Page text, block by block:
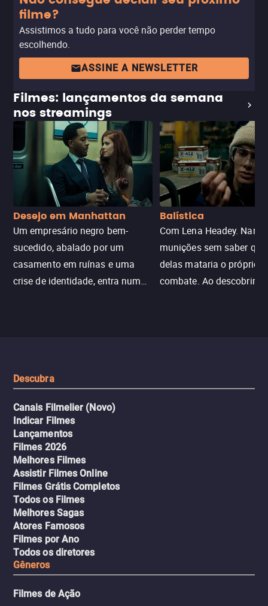
filme?
Assistimos a tudo para você não perder tempo
escolhendo.
ASSINE A NEWSLETTER
Filmes: lançamentos da semana
nos streamings
Desejo em Manhattan
Um empresário negro bem-
sucedido, abalado por um
casamento em ruínas e uma
crise de identidade, entra num
Balística
Com Lena Headey.
munições sem saber
delas mataria o próprio
combate. Ao descobrir a
Descubra
Canais Filmelier (Novo)
Indicar Filmes
Lançamentos
Filmes 2026
Melhores Filmes
Assistir Filmes Online
Filmes Grátis Completos
Todos os Filmes
Melhores Sagas
Atores Famosos
Filmes por Ano
Todos os diretores
Gêneros
Filmes de Ação